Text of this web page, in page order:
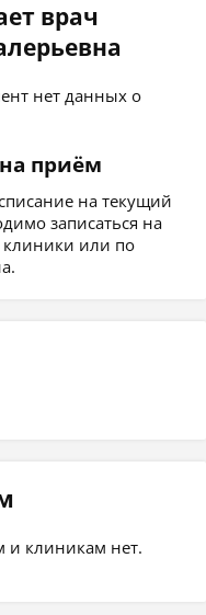
врач
нет данных о
приём
на текущий
записаться на
или по
и клиникам нет.